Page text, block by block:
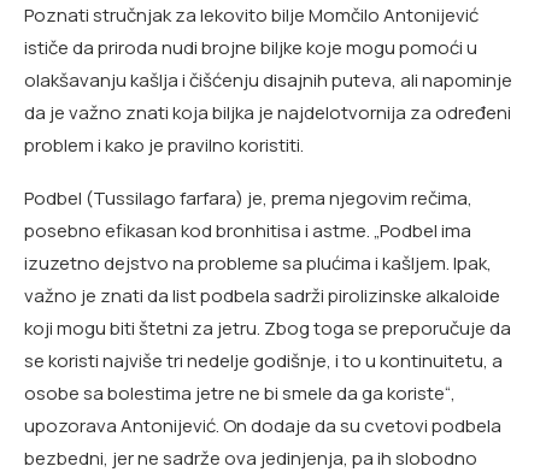
Poznati stručnjak za lekovito bilje Momčilo Antonijević
ističe da priroda nudi brojne biljke koje mogu pomoći u
olakšavanju kašlja i čišćenju disajnih puteva, ali napominje
da je važno znati koja biljka je najdelotvornija za određeni
problem i kako je pravilno koristiti.
Podbel (Tussilago farfara) je, prema njegovim rečima,
posebno efikasan kod bronhitisa i astme. „Podbel ima
izuzetno dejstvo na probleme sa plućima i kašljem. Ipak,
važno je znati da list podbela sadrži pirolizinske alkaloide
koji mogu biti štetni za jetru. Zbog toga se preporučuje da
se koristi najviše tri nedelje godišnje, i to u kontinuitetu, a
osobe sa bolestima jetre ne bi smele da ga koriste“,
upozorava Antonijević. On dodaje da su cvetovi podbela
bezbedni, jer ne sadrže ova jedinjenja, pa ih slobodno